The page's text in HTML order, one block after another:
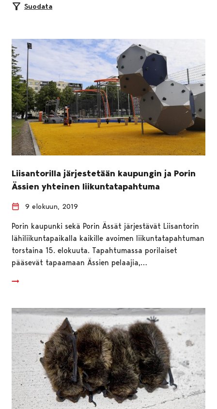
Suodata
Liisantorilla järjestetään kaupungin ja Porin
Ässien yhteinen liikuntatapahtuma
9 elokuun, 2019
Porin kaupunki sekä Porin Ässät järjestävät Liisantorin
lähiliikuntapaikalla kaikille avoimen liikuntatapahtuman
torstaina 15. elokuuta. Tapahtumassa porilaiset
pääsevät tapaamaan Ässien pelaajia,…